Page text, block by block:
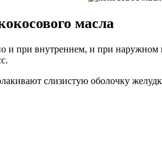
масла
и при внутреннем, и при
слизистую оболочку